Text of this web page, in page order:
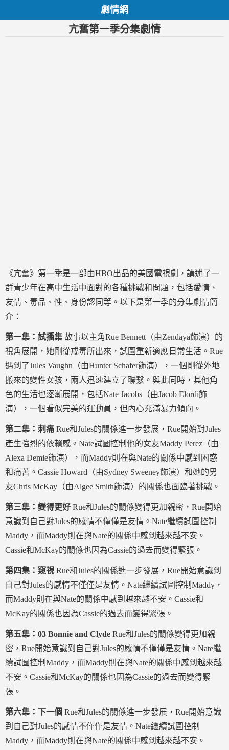
劇情網
亢奮第一季分集劇情
《亢奮》第一季是一部由HBO出品的美國電視劇，講述了一
群青少年在高中生活中面對的各種挑戰和問題，包括愛情、
友情、毒品、性、身份認同等。以下是第一季的分集劇情簡
介：
第一集：試播集 故事以主角Rue Bennett（由Zendaya飾演）的
視角展開，她剛從戒毒所出來，試圖重新適應日常生活。Rue
遇到了Jules Vaughn（由Hunter Schafer飾演），一個剛從外地
搬來的變性女孩，兩人迅速建立了聯繫。與此同時，其他角
色的生活也逐漸展開，包括Nate Jacobs（由Jacob Elordi飾
演），一個看似完美的運動員，但內心充滿暴力傾向。
第二集：刺痛 Rue和Jules的關係進一步發展，Rue開始對Jules
產生強烈的依賴感。Nate試圖控制他的女友Maddy Perez（由
Alexa Demie飾演），而Maddy則在與Nate的關係中感到困惑
和痛苦。Cassie Howard（由Sydney Sweeney飾演）和她的男
友Chris McKay（由Algee Smith飾演）的關係也面臨著挑戰。
第三集：變得更好 Rue和Jules的關係變得更加親密，Rue開始
意識到自己對Jules的感情不僅僅是友情。Nate繼續試圖控制
Maddy，而Maddy則在與Nate的關係中感到越來越不安。
Cassie和McKay的關係也因為Cassie的過去而變得緊張。
第四集：窺視 Rue和Jules的關係進一步發展，Rue開始意識到
自己對Jules的感情不僅僅是友情。Nate繼續試圖控制Maddy，
而Maddy則在與Nate的關係中感到越來越不安。Cassie和
McKay的關係也因為Cassie的過去而變得緊張。
第五集：03 Bonnie and Clyde Rue和Jules的關係變得更加親
密，Rue開始意識到自己對Jules的感情不僅僅是友情。Nate繼
續試圖控制Maddy，而Maddy則在與Nate的關係中感到越來越
不安。Cassie和McKay的關係也因為Cassie的過去而變得緊
張。
第六集：下一個 Rue和Jules的關係進一步發展，Rue開始意識
到自己對Jules的感情不僅僅是友情。Nate繼續試圖控制
Maddy，而Maddy則在與Nate的關係中感到越來越不安。